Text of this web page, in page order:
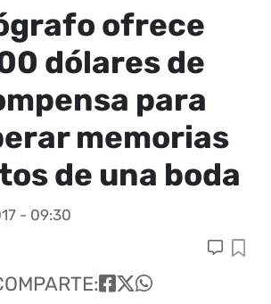
ofrece
dólares de
para
memorias
de una boda
- 09:30